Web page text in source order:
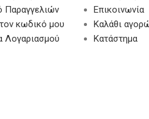
Παραγγελιών
κωδικό μου
Λογαριασμού
Επικοινωνία
Καλάθι
Κατάστημα